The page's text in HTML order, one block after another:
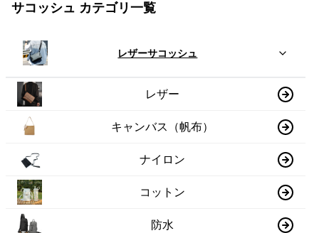
サコッシュ カテゴリ一覧
レザーサコッシュ
レザー
キャンバス（帆布）
ナイロン
コットン
防水